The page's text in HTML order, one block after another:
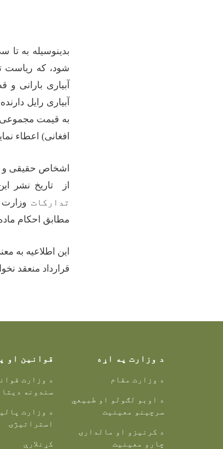
بدینوسیله به تا
شود، که ریاست
آبیاری بارانی
آبیاری رایل
به قیمت مجموعی
افغانی) اعطاء
اشخاص حقیقی و
از تاریخ نشر
تدارکات
مطابق احکام ماده
این اطلاعیه به
قرارداد منعقد
د وزارت په اړه
د وزارت مقام
د اوبو لګولو او طبیعي
سرچینو معینیت
د کرنیزو او مالدارۍ
چارو معینیت
قوانین او
د وزارت
سندونه
د وزارت
استراتیژۍ
کړنلارې